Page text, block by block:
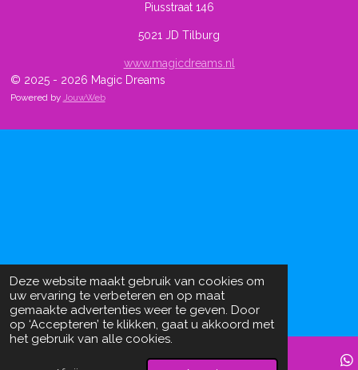
Deze website maakt gebruik van cookies om
uw ervaring te verbeteren en op maat
gemaakte advertenties weer te geven. Door
op ‘Accepteren’ te klikken, gaat u akkoord met
het gebruik van alle cookies.
Piusstraat 146
5021 JD Tilburg
www.magicdreams.nl
© 2025 - 2026 Magic Dreams
Powered by JouwWeb